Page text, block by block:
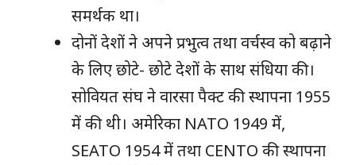
समर्थक था।
दोनों देशों ने अपने प्रभुत्व तथा वर्चस्व को बढ़ाने
के लिए छोटे- छोटे देशों के साथ संधिया की।
सोवियत संघ ने वारसा पैक्ट की स्थापना 1955
में की थी। अमेरिका NATO 1949 में,
SEATO 1954 में तथा CENTO की स्थापना